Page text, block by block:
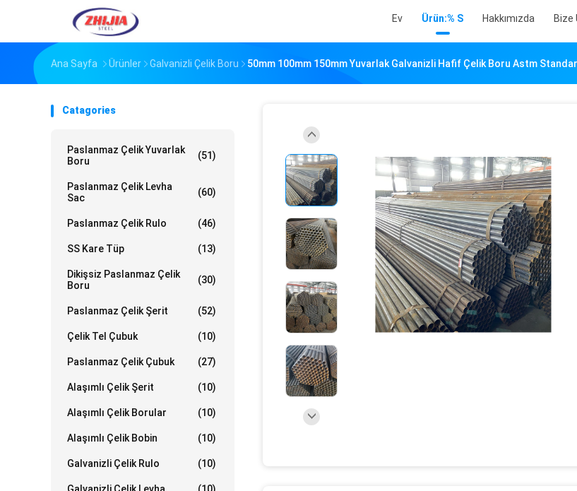
Ev Ürün:% S Hakkımızda Bize
Ana Sayfa Ürünler Galvanizli Çelik Boru 50mm 100mm 150mm Yuvarlak Galvanizli Hafif Çelik Boru Astm
Catagories
Paslanmaz Çelik Yuvarlak
Boru
(51)
Paslanmaz Çelik Levha
Sac
(60)
Paslanmaz Çelik Rulo (46)
SS Kare Tüp (13)
Dikişsiz Paslanmaz Çelik
Boru
(30)
Paslanmaz Çelik Şerit (52)
Çelik Tel Çubuk (10)
Paslanmaz Çelik Çubuk (27)
Alaşımlı Çelik Şerit (10)
Alaşımlı Çelik Borular (10)
Alaşımlı Çelik Bobin (10)
Galvanizli Çelik Rulo (10)